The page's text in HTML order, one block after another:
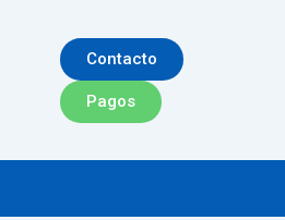
Contacto
Pagos